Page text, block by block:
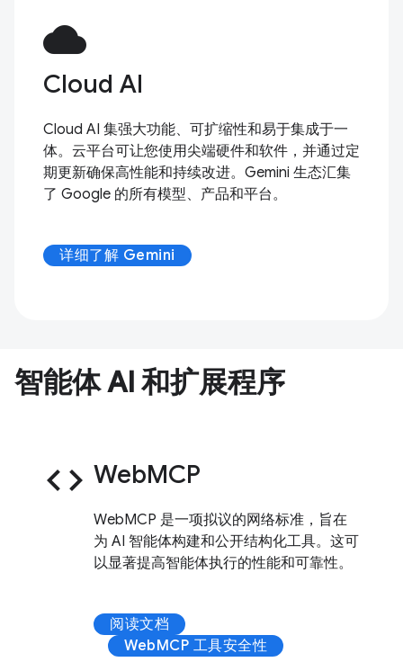
cloud
Cloud AI
Cloud AI 集强大功能、可扩缩性和易于集成于一
体。云平台可让您使用尖端硬件和软件，并通过定
期更新确保高性能和持续改进。Gemini 生态汇集
了 Google 的所有模型、产品和平台。
详细了解 Gemini
智能体 AI 和扩展程序
code WebMCP
WebMCP 是一项拟议的网络标准，旨在
为 AI 智能体构建和公开结构化工具。这可
以显著提高智能体执行的性能和可靠性。
阅读文档
WebMCP 工具安全性